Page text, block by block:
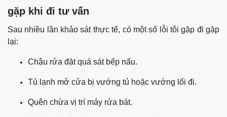
gặp khi đi tư vấn
Sau nhiều lần khảo sát thực tế, có một số lỗi tôi gặp đi gặp
lại:
Chậu rửa đặt quá sát bếp nấu.
Tủ lạnh mở cửa bị vướng tủ hoặc vướng lối đi.
Quên chừa vị trí máy rửa bát.